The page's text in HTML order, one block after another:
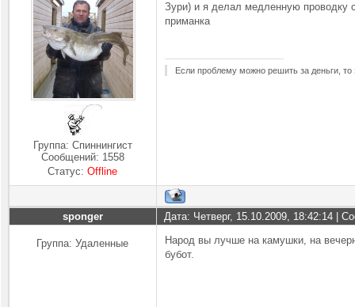
Группа: Спиннингист
Сообщений: 1558
Статус:Offline
Зури) и я делал медленную проводку
приманка
Если проблему можно решить за деньги,
sponger Дата: Четверг, 15.10.2009, 18:42:14 |
Группа: Удаленные
Народ вы лучше на камушки, на
бубот.